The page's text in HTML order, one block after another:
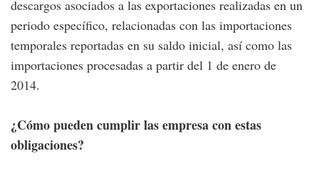
descargos asociados a las exportaciones realizadas en un
periodo específico, relacionadas con las importaciones
temporales reportadas en su saldo inicial, así como las
importaciones procesadas a partir del 1 de enero de
2014.
¿Cómo pueden cumplir las empresa con estas
obligaciones?